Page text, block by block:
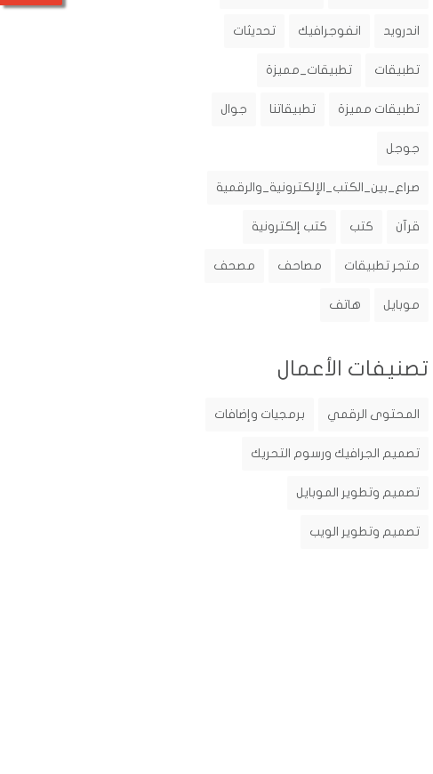
اندرويد انفوجرافيك تحديثات
تطبيقات تطبيقات_مميزة
تطبيقات مميزة تطبيقاتنا جوال
جوجل
صراع_بين_الكتب_الإلكترونية_والرقمية
قرآن كتب كتب إلكترونية
متجر تطبيقات مصاحف مصحف
موبايل هاتف
تصنيفات الأعمال
المحتوى الرقمي برمجيات وإضافات
تصميم الجرافيك ورسوم التحريك
تصميم وتطوير الموبايل
تصميم وتطوير الويب